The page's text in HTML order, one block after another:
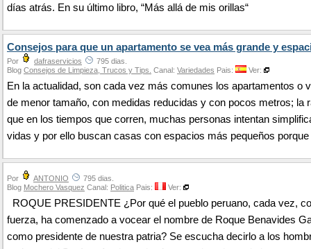
días atrás. En su último libro, “Más allá de mis orillas“
Consejos para que un apartamento se vea más grande y
Por dafraservicios
795 dias.
Blog Consejos de Limpieza, Trucos y Tips. Canal: Variedades Pais: Ver:
En la actualidad, son cada vez más comunes los apartamentos o
de menor tamaño, con medidas reducidas y con pocos metros; la
que en los tiempos que corren, muchas personas intentan
vidas y por ello buscan casas con espacios más pequeños
Por ANTONIO
795 dias.
Blog Mochero Vasquez Canal: Politica Pais: Ver:
ROQUE PRESIDENTE ¿Por qué el pueblo peruano, cada vez,
fuerza, ha comenzado a vocear el nombre de Roque Benavides
como presidente de nuestra patria? Se escucha decirlo a los